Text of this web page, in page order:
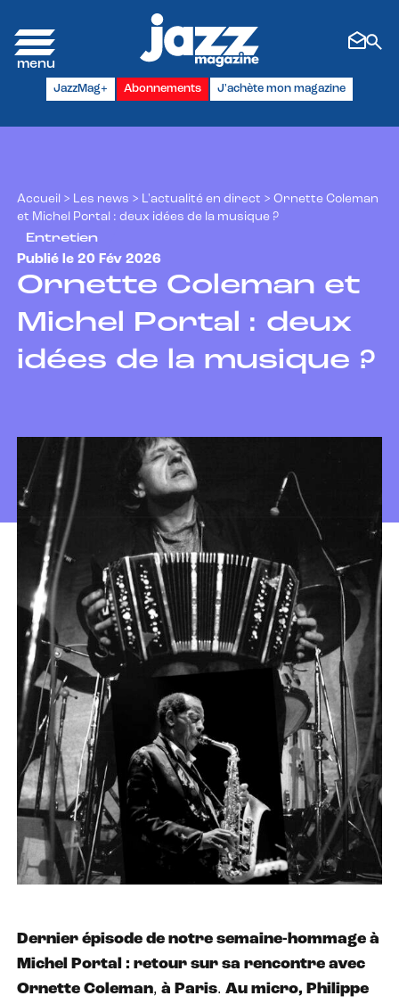
JazzMag+ Abonnements J'achète mon magazine
Accueil > Les news > L'actualité en direct > Ornette Coleman
et Michel Portal : deux idées de la musique ?
Entretien
Publié le 20 Fév 2026
Ornette Coleman et
Michel Portal : deux
idées de la musique ?
Dernier épisode de notre semaine-hommage à
Michel Portal : retour sur sa rencontre avec
Ornette Coleman, à Paris. Au micro, Philippe